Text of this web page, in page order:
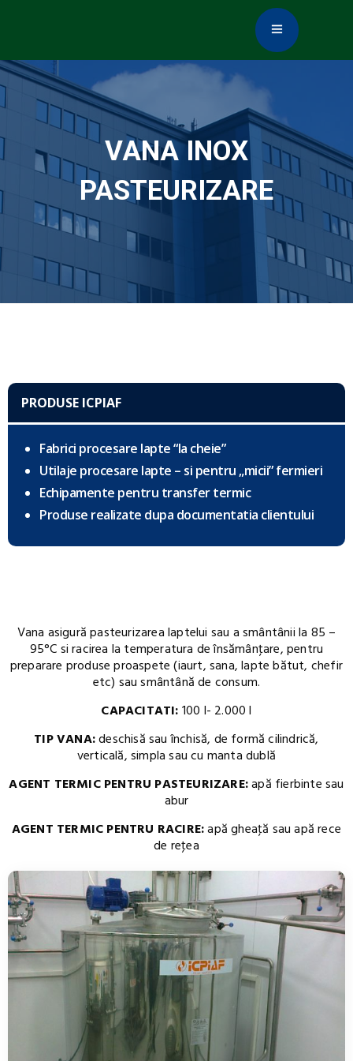
VANA INOX
PASTEURIZARE
PRODUSE ICPIAF
Fabrici procesare lapte “la cheie”
Utilaje procesare lapte – si pentru „micii” fermieri
Echipamente pentru transfer termic
Produse realizate dupa documentatia clientului
Vana asigură pasteurizarea laptelui sau a smântânii la 85 –
95°C si racirea la temperatura de însămânţare, pentru
preparare produse proaspete (iaurt, sana, lapte bătut, chefir
etc) sau smântână de consum.
CAPACITATI:100 l- 2.000 l
TIP VANA:deschisă sau închisă, de formă cilindrică,
verticală, simpla sau cu manta dublă
AGENT TERMIC PENTRU PASTEURIZARE:apă fierbinte sau
abur
AGENT TERMIC PENTRU RACIRE:apă gheaţă sau apă rece
de reţea